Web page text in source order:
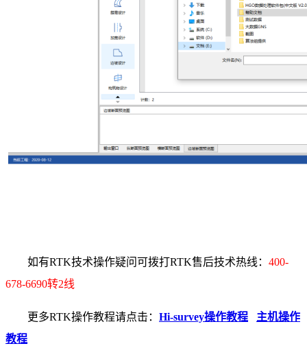
如有RTK技术操作疑问可拨打RTK售后技术热线： 400-
678-6690转2线
更多RTK操作教程请点击： Hi-survey操作教程
主机操作
教程